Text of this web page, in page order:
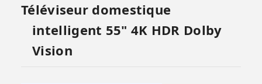
Téléviseur domestique
intelligent 55" 4K HDR Dolby
Vision